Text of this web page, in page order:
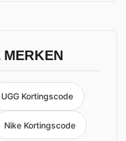
MERKEN
UGG Kortingscode
Nike Kortingscode